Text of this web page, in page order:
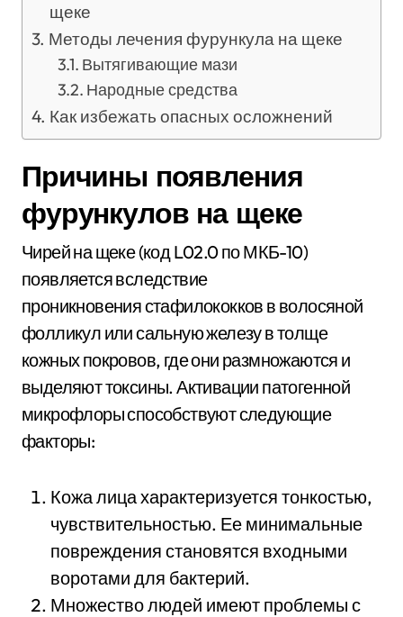
щеке
Методы лечения фурункула на щеке
Вытягивающие мази
Народные средства
Как избежать опасных осложнений
Причины появления
фурункулов на щеке
Чирей на щеке (код L02.0 по МКБ-10)
появляется вследствие
проникновения стафилококков в волосяной
фолликул или сальную железу в толще
кожных покровов, где они размножаются и
выделяют токсины. Активации патогенной
микрофлоры способствуют следующие
факторы:
Кожа лица характеризуется тонкостью,
чувствительностью. Ее минимальные
повреждения становятся входными
воротами для бактерий.
Множество людей имеют проблемы с